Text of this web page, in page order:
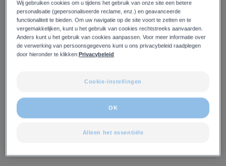
diepgaand.
Voedt de huid gedurende 24 uur, verzacht meteen, dringt
snel in.
Wij gebruiken cookies om u tijdens het gebruik van onze site een betere
personalisatie (gepersonaliseerde reclame, enz.) en geavanceerde
functionaliteit te bieden. Om uw navigatie op de site voort te zetten en te
vergemakkelijken, kunt u het gebruik van cookies rechtstreeks aanvaarden.
Anders kunt u het gebruik van cookies aanpassen. Voor meer informatie over
de verwerking van persoonsgegevens kunt u ons privacybeleid raadplegen
door hieronder te klikken:Privacybeleid
Cookie-instellingen
Alleen het essentiële
OK